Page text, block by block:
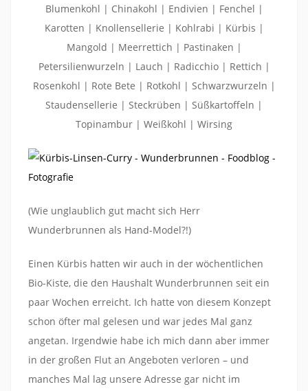
Blumenkohl | Chinakohl | Endivien | Fenchel |
Karotten | Knollensellerie | Kohlrabi | Kürbis |
Mangold | Meerrettich | Pastinaken |
Petersilienwurzeln | Lauch | Radicchio | Rettich |
Rosenkohl | Rote Bete | Rotkohl | Schwarzwurzeln |
Staudensellerie | Steckrüben | Süßkartoffeln |
Topinambur | Weißkohl | Wirsing
(Wie unglaublich gut macht sich Herr
Wunderbrunnen als Hand-Model?!)
Einen Kürbis hatten wir auch in der wöchentlichen
Bio-Kiste, die den Haushalt Wunderbrunnen seit ein
paar Wochen erreicht. Ich hatte von diesem Konzept
schon öfter mal gelesen und war jedes Mal ganz
angetan. Irgendwie habe ich mich dann aber immer
in der großen Flut an Angeboten verloren – und
manches Mal lag unsere Adresse gar nicht im